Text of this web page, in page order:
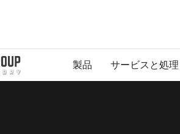
製品 サービスと処理